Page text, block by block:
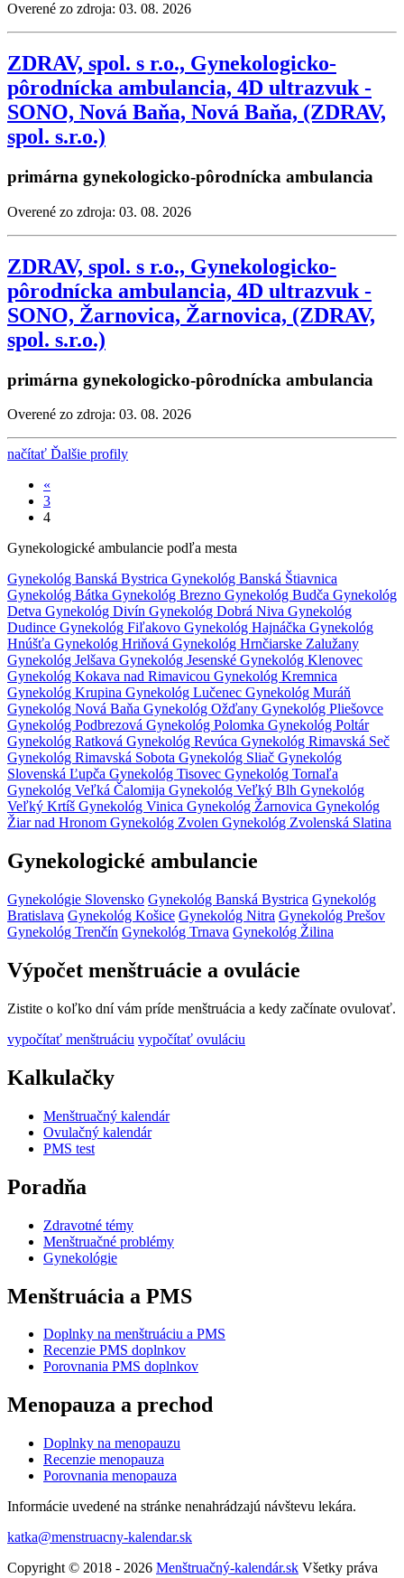
Overené zo zdroja: 03. 08. 2026
ZDRAV, spol. s r.o., Gynekologicko-
pôrodnícka ambulancia, 4D ultrazvuk -
SONO, Nová Baňa, Nová Baňa, (ZDRAV,
spol. s.r.o.)
primárna gynekologicko-pôrodnícka ambulancia
Overené zo zdroja: 03. 08. 2026
ZDRAV, spol. s r.o., Gynekologicko-
pôrodnícka ambulancia, 4D ultrazvuk -
SONO, Žarnovica, Žarnovica, (ZDRAV,
spol. s.r.o.)
primárna gynekologicko-pôrodnícka ambulancia
Overené zo zdroja: 03. 08. 2026
načítať Ďalšie profily
«
3
4
Gynekologické ambulancie podľa mesta
Gynekológ Banská Bystrica Gynekológ Banská Štiavnica
Gynekológ Bátka Gynekológ Brezno Gynekológ Budča Gynekológ
Detva Gynekológ Divín Gynekológ Dobrá Niva Gynekológ
Dudince Gynekológ Fiľakovo Gynekológ Hajnáčka Gynekológ
Hnúšťa Gynekológ Hriňová Gynekológ Hrnčiarske Zalužany
Gynekológ Jelšava Gynekológ Jesenské Gynekológ Klenovec
Gynekológ Kokava nad Rimavicou Gynekológ Kremnica
Gynekológ Krupina Gynekológ Lučenec Gynekológ Muráň
Gynekológ Nová Baňa Gynekológ Ožďany Gynekológ Pliešovce
Gynekológ Podbrezová Gynekológ Polomka Gynekológ Poltár
Gynekológ Ratková Gynekológ Revúca Gynekológ Rimavská Seč
Gynekológ Rimavská Sobota Gynekológ Sliač Gynekológ
Slovenská Ľupča Gynekológ Tisovec Gynekológ Tornaľa
Gynekológ Veľká Čalomija Gynekológ Veľký Blh Gynekológ
Veľký Krtíš Gynekológ Vinica Gynekológ Žarnovica Gynekológ
Žiar nad Hronom Gynekológ Zvolen Gynekológ Zvolenská Slatina
Gynekologické ambulancie
Gynekológie Slovensko Gynekológ Banská Bystrica Gynekológ
Bratislava Gynekológ Košice Gynekológ Nitra Gynekológ Prešov
Gynekológ Trenčín Gynekológ Trnava Gynekológ Žilina
Výpočet menštruácie a ovulácie
Zistite o koľko dní vám príde menštruácia a kedy začínate ovulovať.
vypočítať menštruáciu vypočítať ovuláciu
Kalkulačky
Menštruačný kalendár
Ovulačný kalendár
PMS test
Poradňa
Zdravotné témy
Menštruačné problémy
Gynekológie
Menštruácia a PMS
Doplnky na menštruáciu a PMS
Recenzie PMS doplnkov
Porovnania PMS doplnkov
Menopauza a prechod
Doplnky na menopauzu
Recenzie menopauza
Porovnania menopauza
Informácie uvedené na stránke nenahrádzajú návštevu lekára.
katka@menstruacny-kalendar.sk
Copyright © 2018 - 2026 Menštruačný-kalendár.sk Všetky práva